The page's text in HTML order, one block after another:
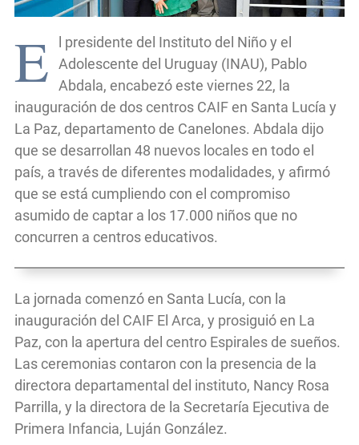
E
l presidente del Instituto del Niño y el
Adolescente del Uruguay (INAU), Pablo
Abdala, encabezó este viernes 22, la
inauguración de dos centros CAIF en Santa Lucía y
La Paz, departamento de Canelones. Abdala dijo
que se desarrollan 48 nuevos locales en todo el
país, a través de diferentes modalidades, y afirmó
que se está cumpliendo con el compromiso
asumido de captar a los 17.000 niños que no
concurren a centros educativos.
La jornada comenzó en Santa Lucía, con la
inauguración del CAIF El Arca, y prosiguió en La
Paz, con la apertura del centro Espirales de sueños.
Las ceremonias contaron con la presencia de la
directora departamental del instituto, Nancy Rosa
Parrilla, y la directora de la Secretaría Ejecutiva de
Primera Infancia, Luján González.